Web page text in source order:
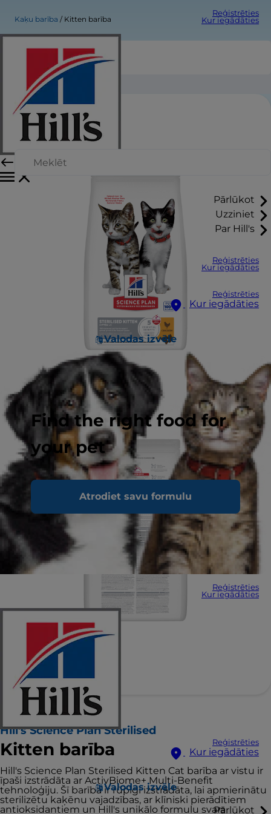
Reģistrēties
Kur iegādāties
Pārlūkot
Uzziniet
Par Hill's
Reģistrēties
Kur iegādāties
Reģistrēties
Kur iegādāties
Valodas izvēle
Find the right food for
your pet
Atrodiet savu formulu
Reģistrēties
Kur iegādāties
Reģistrēties
Kur iegādāties
Valodas izvēle
Pārlūkot
Kaķu barība Kitten barība
Kitten barība
Hill's Science Plan Sterilised
Kitten barība
Hill's Science Plan Sterilised Kitten Cat barība ar vistu ir
īpaši izstrādāta ar ActivBiome+ Multi-Benefit
tehnoloģiju. Šī barība ir rūpīgi izstrādāta, lai apmierinātu
sterilizētu kaķēnu vajadzības, ar klīniski pierādītiem
antioksidantiem un Hill's unikālo formulu svara